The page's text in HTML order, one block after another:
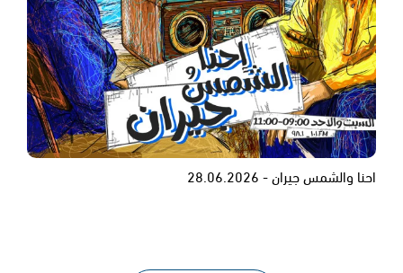
احنا والشمس جيران - 28.06.2026